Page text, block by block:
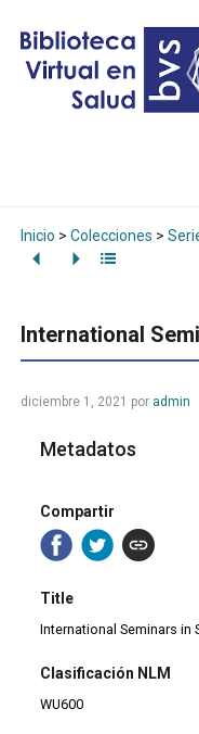
Inicio > Colecciones >
International
diciembre 1, 2021 por admin
Metadatos
Compartir
Title
International Seminars in
Clasificación NLM
WU600